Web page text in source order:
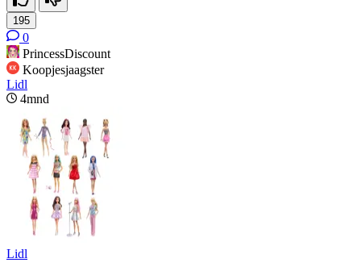
195
0
PrincessDiscount
Koopjesjaagster
Lidl
4mnd
Lidl